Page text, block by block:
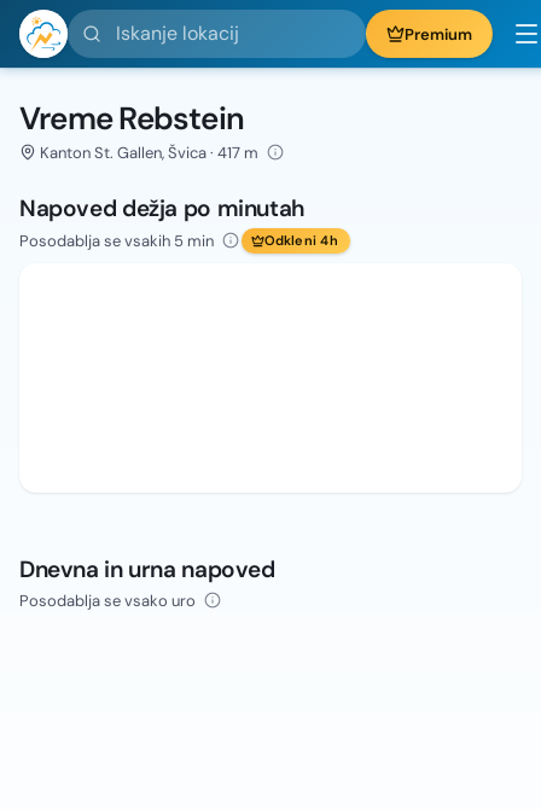
Iskanje lokacij Premium
Vreme Rebstein
Kanton St. Gallen, Švica · 417 m
Napoved dežja po minutah
Posodablja se vsakih 5 min Odkleni 4h
Dnevna in urna napoved
Posodablja se vsako uro